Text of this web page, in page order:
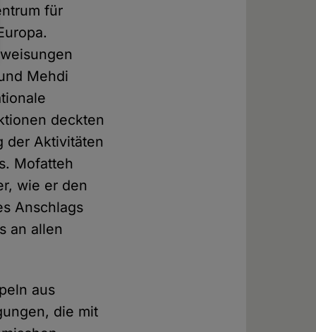
für
Mehdi
deckten
der Aktivitäten
Mofatteh
wie er den
Anschlags
an allen
aus
die mit